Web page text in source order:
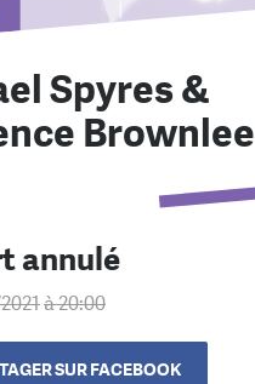
Spyres &
Brownlee
annulé
à 20:00
SUR FACEBOOK